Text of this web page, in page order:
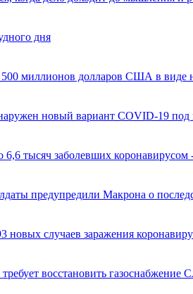
дня
500 миллионов долларов США в
новый вариант COVID-19 под
6,6 тысяч заболевших коронавирусом
предупредили Макрона о
новых случаев заражения
восстановить газоснабжение